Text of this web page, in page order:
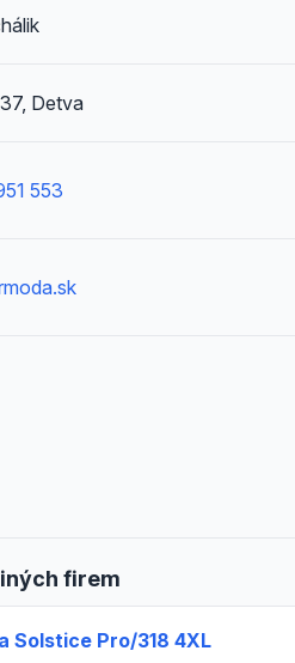
Detva
553
firem
Solstice Pro/318 4XL